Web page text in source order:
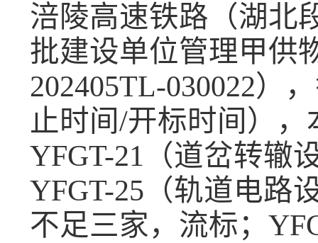
涪陵高速铁路（湖北
批建设单位管理甲供
202405TL-030022）
止时间/开标时间）
YFGT-21（道岔转辙
YFGT-25（轨道电路
不足三家，流标；